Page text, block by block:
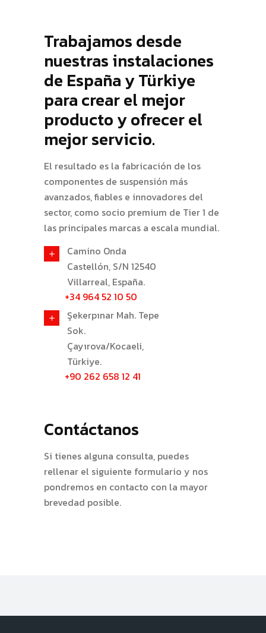
Trabajamos desde
nuestras instalaciones
de España y Türkiye
para crear el mejor
producto y ofrecer el
mejor servicio.
El resultado es la fabricación de los
componentes de suspensión más
avanzados, fiables e innovadores del
sector, como socio premium de Tier 1 de
las principales marcas a escala mundial.
Camino Onda
Castellón, S/N 12540
Villarreal, España.
+34 964 52 10 50
Şekerpınar Mah. Tepe
Sok.
Çayırova/Kocaeli,
Türkiye.
+90 262 658 12 41
Contáctanos
Si tienes alguna consulta, puedes
rellenar el siguiente formulario y nos
pondremos en contacto con la mayor
brevedad posible.